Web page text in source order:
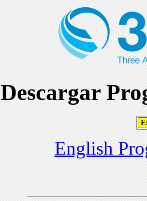
Descargar
English